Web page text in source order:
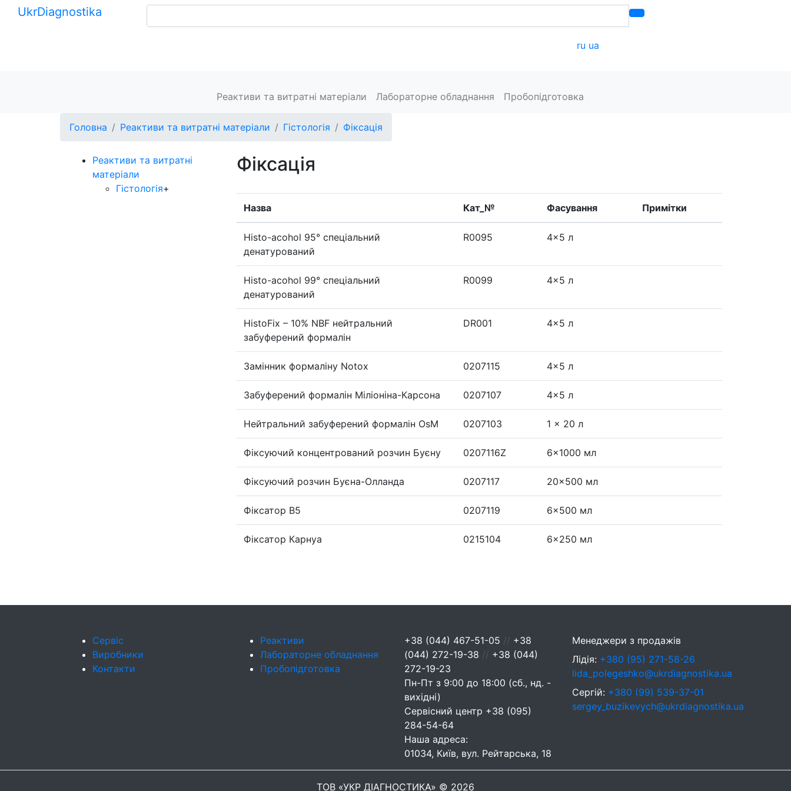
UkrDiagnostika
ru ua
Реактиви та витратні матеріали Лабораторне обладнання Пробопідготовка
Головна Реактиви та витратні матеріали Гістологія Фіксація
Реактиви та витратні
матеріали
Гістологія+
Фіксація
Назва Кат_№ Фасування Примітки
Histo-acohol 95° спеціальний
денатурований
R0095 4x5 л
Histo-acohol 99° спеціальний
денатурований
R0099 4x5 л
HistoFix – 10% NBF нейтральний
забуферений формалін
DR001 4x5 л
Замінник формаліну Notox 0207115 4x5 л
Забуферений формалін Міліоніна-Карсона 0207107 4x5 л
Нейтральний забуферений формалін OsM 0207103 1 x 20 л
Фіксуючий концентрований розчин Буєну 0207116Z 6x1000 мл
Фіксуючий розчин Буєна-Олланда 0207117 20x500 мл
Фіксатор B5 0207119 6x500 мл
Фіксатор Карнуа 0215104 6x250 мл
Сервіс
Виробники
Контакти
Реактиви
Лабораторне обладнання
Пробопідготовка
+38 (044) 467-51-05 // +38
(044) 272-19-38 // +38 (044)
272-19-23
Пн-Пт з 9:00 до 18:00 (сб., нд. -
вихідні)
Сервісний центр +38 (095)
284-54-64
Наша адреса:
01034, Київ, вул. Рейтарська, 18
Менеджери з продажів
Лідія: +380 (95) 271-58-26
lida_polegeshko@ukrdiagnostika.ua
Сергій: +380 (99) 539-37-01
sergey_buzikevych@ukrdiagnostika.ua
ТОВ «УКР ДІАГНОСТИКА» © 2026